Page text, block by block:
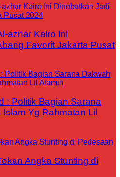
azhar Kairo Ini
Favorit Jakarta Pusat
: Politik Bagian Sarana
Yg Rahmatan Lil
Angka Stunting di